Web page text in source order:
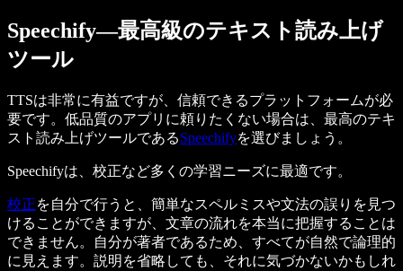
Speechify—最高級のテキスト読み上げ
ツール
TTSは非常に有益ですが、信頼できるプラットフォームが必
要です。低品質のアプリに頼りたくない場合は、最高のテキ
スト読み上げツールであるSpeechifyを選びましょう。
Speechifyは、校正など多くの学習ニーズに最適です。
校正を自分で行うと、簡単なスペルミスや文法の誤りを見つ
けることができますが、文章の流れを本当に把握することは
できません。自分が著者であるため、すべてが自然で論理的
に見えます。説明を省略しても、それに気づかないかもしれ